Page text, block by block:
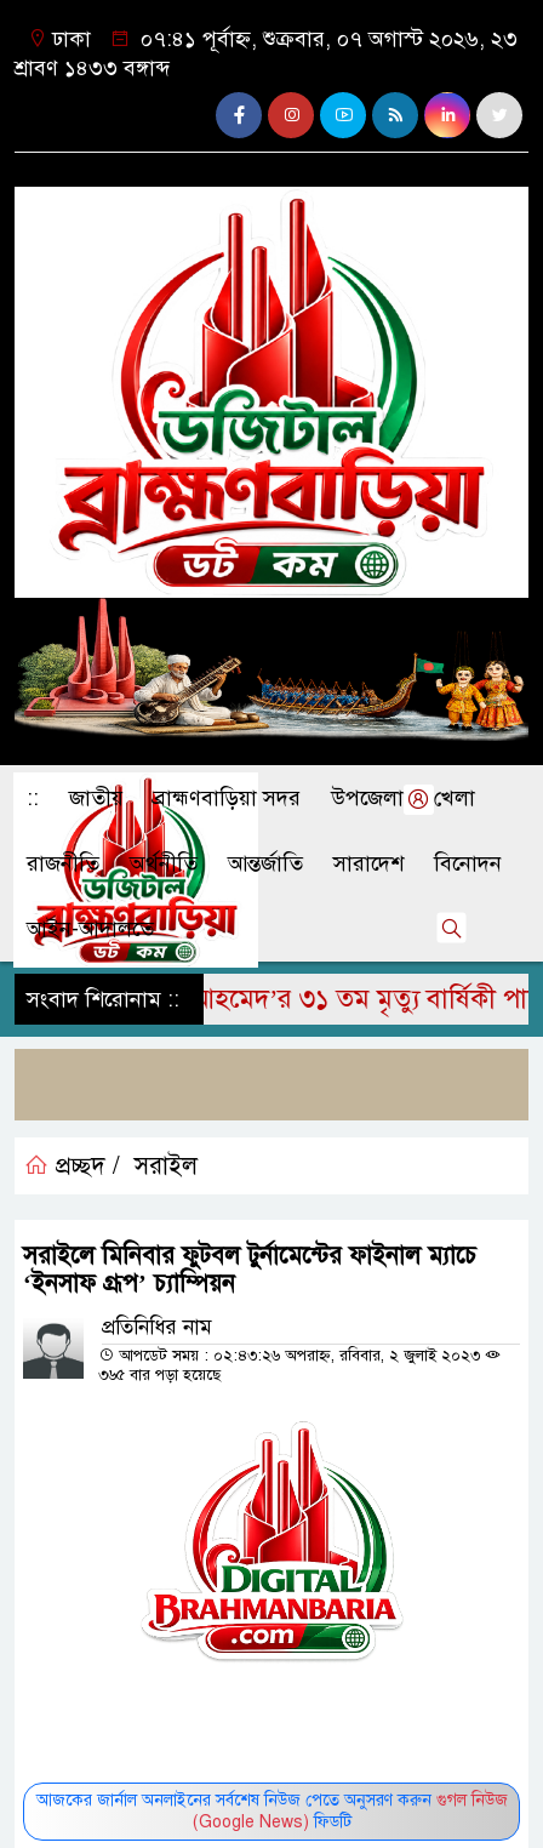
ঢাকা
০৭:৪১ পূর্বাহ্ন, শুক্রবার, ০৭ অগাস্ট ২০২৬, ২৩
শ্রাবণ ১৪৩৩ বঙ্গাব্দ
:: জাতীয় ব্রাহ্মণবাড়িয়া সদর উপজেলা খেলা
রাজনীতি অর্থনীতি আন্তর্জাতি সারাদেশ বিনোদন
আইন-আদালতে
সংবাদ শিরোনাম ::
উদ্দিন আহমেদ’র ৩১ তম মৃত্যু বার্ষিকী পালিত
প্রচ্ছদ / সরাইল
সরাইলে মিনিবার ফুটবল টুর্নামেন্টের ফাইনাল ম্যাচে
‘ইনসাফ গ্রূপ’ চ্যাম্পিয়ন
প্রতিনিধির নাম
আপডেট সময় : ০২:৪৩:২৬ অপরাহ্ন, রবিবার, ২ জুলাই ২০২৩
৩৬৫ বার পড়া হয়েছে
আজকের জার্নাল অনলাইনের সর্বশেষ নিউজ পেতে অনুসরণ করুন গুগল নিউজ
(Google News) ফিডটি